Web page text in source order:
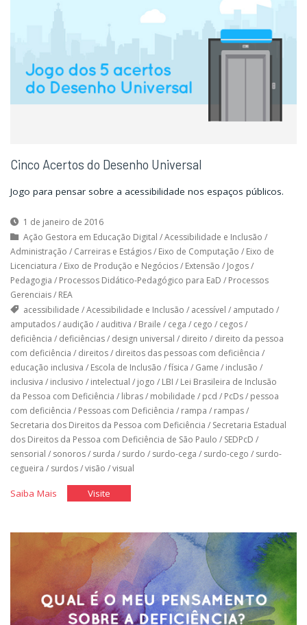
Cinco Acertos do Desenho Universal
Jogo para pensar sobre a acessibilidade nos espaços públicos.
1 de janeiro de 2016
Ação Gestora em Educação Digital /Acessibilidade e Inclusão /
Administração / Carreiras e Estágios/ Eixo de Computação / Eixo de
Licenciatura / Eixo de Produção e Negócios/ Extensão / Jogos/
Pedagogia / Processos Didático-Pedagógico para EaD / Processos
Gerenciais/ REA
acessibilidade /Acessibilidade e Inclusão / acessível / amputado /
amputados/ audição / auditiva / Braile / cega / cego / cegos/
deficiência / deficiências/ design universal / direito / direito da pessoa
com deficiência / direitos/ direitos das pessoas com deficiência /
educação inclusiva / Escola de Inclusão /física / Game / inclusão /
inclusiva / inclusivo / intelectual / jogo / LBI / Lei Brasileira de Inclusão
da Pessoa com Deficiência / libras/ mobilidade / pcd / PcDs/ pessoa
com deficiência / Pessoas com Deficiência / rampa / rampas/
Secretaria dos Direitos da Pessoa com Deficiência / Secretaria Estadual
dos Direitos da Pessoa com Deficiência de São Paulo / SEDPcD /
sensorial / sonoros/ surda / surdo / surdo-cega / surdo-cego / surdo-
cegueira / surdos/visão /visual
Saiba Mais"Cinco
Desenho
Universal"
Visite"Cinco
Desenho
Universal"